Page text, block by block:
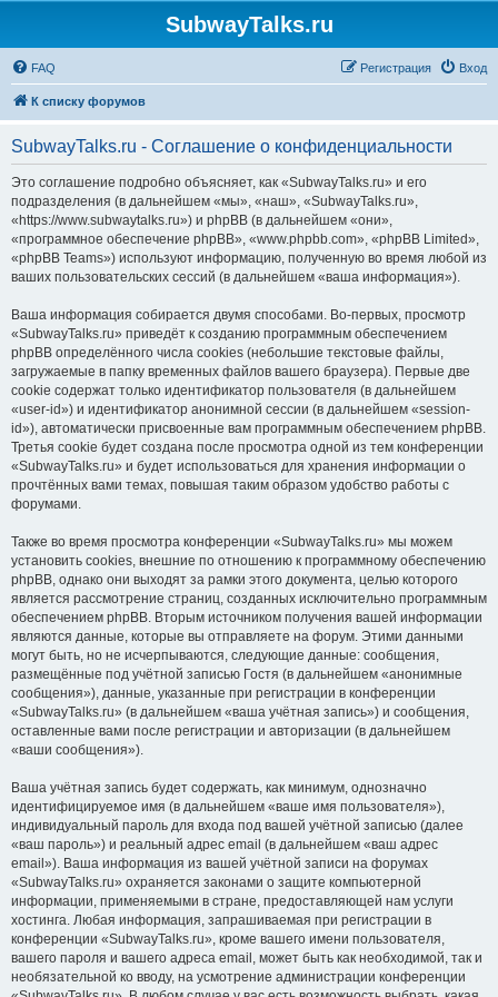
SubwayTalks.ru
FAQ Вход
Регистрация
К списку форумов
SubwayTalks.ru - Соглашение о конфиденциальности
Это соглашение подробно объясняет, как «SubwayTalks.ru» и его
подразделения (в дальнейшем «мы», «наш», «SubwayTalks.ru»,
«https://www.subwaytalks.ru») и phpBB (в дальнейшем «они»,
«программное обеспечение phpBB», «www.phpbb.com», «phpBB Limited»,
«phpBB Teams») используют информацию, полученную во время любой из
ваших пользовательских сессий (в дальнейшем «ваша информация»).
Ваша информация собирается двумя способами. Во-первых, просмотр
«SubwayTalks.ru» приведёт к созданию программным обеспечением
phpBB определённого числа cookies (небольшие текстовые файлы,
загружаемые в папку временных файлов вашего браузера). Первые две
cookie содержат только идентификатор пользователя (в дальнейшем
«user-id») и идентификатор анонимной сессии (в дальнейшем «session-
id»), автоматически присвоенные вам программным обеспечением phpBB.
Третья cookie будет создана после просмотра одной из тем конференции
«SubwayTalks.ru» и будет использоваться для хранения информации о
прочтённых вами темах, повышая таким образом удобство работы с
форумами.
Также во время просмотра конференции «SubwayTalks.ru» мы можем
установить cookies, внешние по отношению к программному обеспечению
phpBB, однако они выходят за рамки этого документа, целью которого
является рассмотрение страниц, созданных исключительно программным
обеспечением phpBB. Вторым источником получения вашей информации
являются данные, которые вы отправляете на форум. Этими данными
могут быть, но не исчерпываются, следующие данные: сообщения,
размещённые под учётной записью Гостя (в дальнейшем «анонимные
сообщения»), данные, указанные при регистрации в конференции
«SubwayTalks.ru» (в дальнейшем «ваша учётная запись») и сообщения,
оставленные вами после регистрации и авторизации (в дальнейшем
«ваши сообщения»).
Ваша учётная запись будет содержать, как минимум, однозначно
идентифицируемое имя (в дальнейшем «ваше имя пользователя»),
индивидуальный пароль для входа под вашей учётной записью (далее
«ваш пароль») и реальный адрес email (в дальнейшем «ваш адрес
email»). Ваша информация из вашей учётной записи на форумах
«SubwayTalks.ru» охраняется законами о защите компьютерной
информации, применяемыми в стране, предоставляющей нам услуги
хостинга. Любая информация, запрашиваемая при регистрации в
конференции «SubwayTalks.ru», кроме вашего имени пользователя,
вашего пароля и вашего адреса email, может быть как необходимой, так и
необязательной ко вводу, на усмотрение администрации конференции